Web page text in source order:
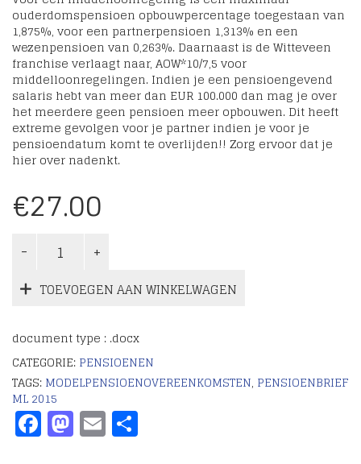
ouderdomspensioen opbouwpercentage toegestaan van
1,875%, voor een partnerpensioen 1,313% en een
wezenpensioen van 0,263%. Daarnaast is de Witteveen
franchise verlaagt naar, AOW*10/7,5 voor
middelloonregelingen. Indien je een pensioengevend
salaris hebt van meer dan EUR 100.000 dan mag je over
het meerdere geen pensioen meer opbouwen. Dit heeft
extreme gevolgen voor je partner indien je voor je
pensioendatum komt te overlijden!! Zorg ervoor dat je
hier over nadenkt.
€27.00
TOEVOEGEN AAN WINKELWAGEN
document type : .docx
CATEGORIE: PENSIOENEN
TAGS: MODELPENSIOENOVEREENKOMSTEN, PENSIOENBRIEF
ML 2015
Facebook
Mastodon
Email